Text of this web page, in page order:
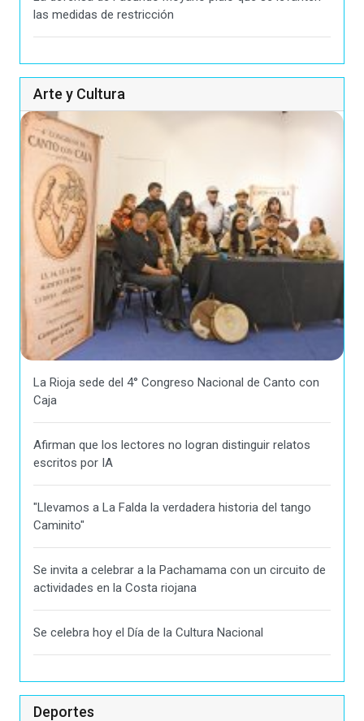
las medidas de restricción
Arte y Cultura
La Rioja sede del 4° Congreso Nacional de Canto con
Caja
Afirman que los lectores no logran distinguir relatos
escritos por IA
"Llevamos a La Falda la verdadera historia del tango
Caminito"
Se invita a celebrar a la Pachamama con un circuito de
actividades en la Costa riojana
Se celebra hoy el Día de la Cultura Nacional
Deportes